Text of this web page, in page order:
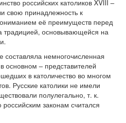
российских католиков XVIII –
свою принадлежность к
её преимуществ перед
традицией, основывающейся на
немногочисленная
основном – представителей
в католичество во многом
Русские католики не имели
полулегально, т. к.
российским законам считался